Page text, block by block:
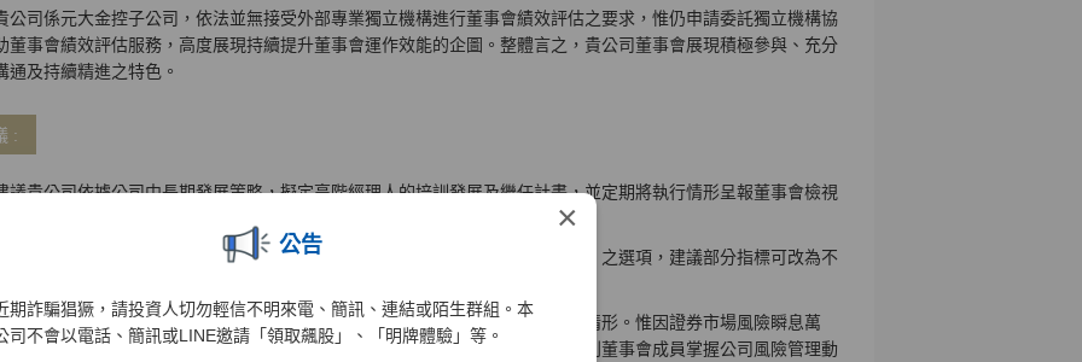
×
公告
期詐騙猖獗，請投資人切勿輕信不明來電、簡訊、連結或陌生群組。本
司不會以電話、簡訊或LINE邀請「領取飆股」、「明牌體驗」等。
公司係元大金控子公司，依法並無接受外部專業獨立機構進行董事會績效評估之要求，惟仍申請委託獨立機構協
董事會績效評估服務，高度展現持續提升董事會運作效能的企圖。整體言之，貴公司董事會展現積極參與、充分
通及持續精進之特色。
:
議貴公司依據公司中長期發展策略，擬定高階經理人的培訓發展及繼任計畫，並定期將執行情形呈報董事會檢視
提報金控母公司參考，使董事會能確實掌握高階經理人接班規劃的落實情形。
公司「董事會暨功能性委員會績效評估辦法」自評問卷目前多為「是」與「否」之選項，建議部分指標可改為不
公司董事會下設有風險管理部，每月向審計委員會與董事會報告風險管理執行情形。惟因證券市場風險瞬息萬
，建議貴公司如遇有重大風險事項，宜依相關通報程序及時通知獨立董事，以利董事會成員掌握公司風險管理動